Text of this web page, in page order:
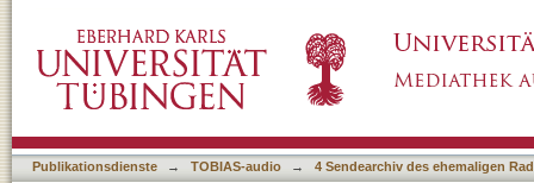
Publikationsdienste → TOBIAS-audio → 4 Sendearchiv des ehemaligen